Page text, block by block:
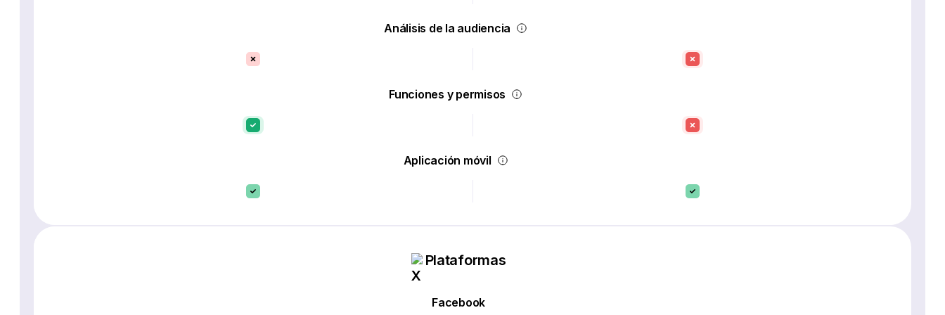
Análisis de la audiencia
Funciones y permisos
Aplicación móvil
Plataformas
Facebook